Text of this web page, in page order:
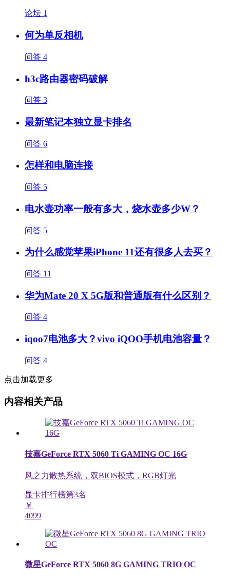
论坛 1
何为单反相机
问答 4
h3c路由器密码破解
问答 3
最新笔记本独立显卡排名
问答 6
怎样和电脑连接
问答 5
电水壶功率一般有多大，烧水壶多少W？
问答 5
为什么感觉苹果iPhone 11还有很多人去买？
问答 11
华为Mate 20 X 5G版和普通版有什么区别？
问答 4
iqoo7电池多大？vivo iQOO手机电池容量？
问答 4
点击加载更多
内容相关产品
技嘉GeForce RTX 5060 Ti GAMING OC 16G
风之力散热系统，双BIOS模式，RGB灯光
显卡排行榜第3名
￥
4099
微星GeForce RTX 5060 8G GAMING TRIO OC